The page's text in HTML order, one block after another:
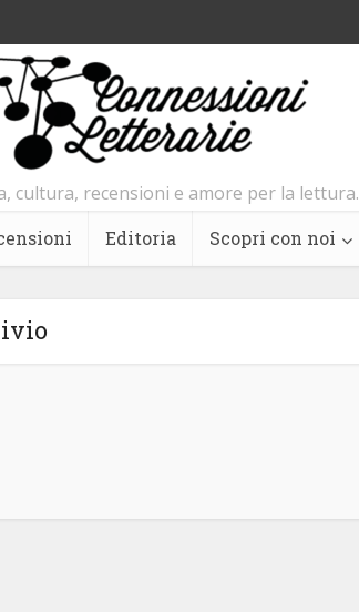
cultura, recensioni e amore per la lettura.
Editoria Scopri con noi